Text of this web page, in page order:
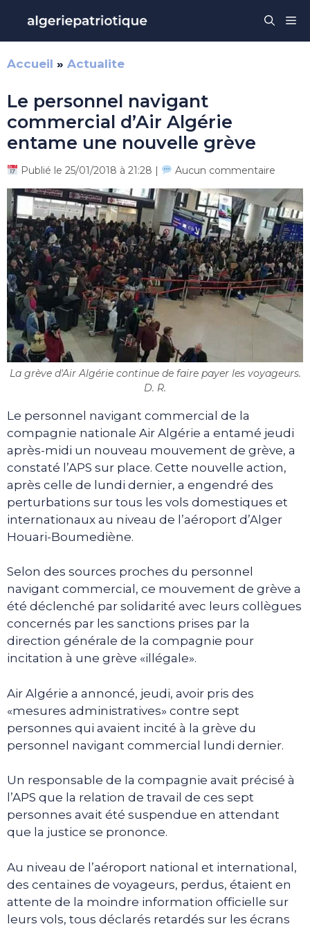
contenu
Accueil » Actualite
Le personnel navigant
commercial d’Air Algérie
entame une nouvelle grève
Publié le 25/01/2018 à 21:28 | Aucun commentaire
La grève d'Air Algérie continue de faire payer les voyageurs.
D. R.
Le personnel navigant commercial de la
compagnie nationale Air Algérie a entamé jeudi
après-midi un nouveau mouvement de grève, a
constaté l’APS sur place. Cette nouvelle action,
après celle de lundi dernier, a engendré des
perturbations sur tous les vols domestiques et
internationaux au niveau de l’aéroport d’Alger
Houari-Boumediène.
Selon des sources proches du personnel
navigant commercial, ce mouvement de grève a
été déclenché par solidarité avec leurs collègues
concernés par les sanctions prises par la
direction générale de la compagnie pour
incitation à une grève «illégale».
Air Algérie a annoncé, jeudi, avoir pris des
«mesures administratives» contre sept
personnes qui avaient incité à la grève du
personnel navigant commercial lundi dernier.
Un responsable de la compagnie avait précisé à
l’APS que la relation de travail de ces sept
personnes avait été suspendue en attendant
que la justice se prononce.
Au niveau de l’aéroport national et international,
des centaines de voyageurs, perdus, étaient en
attente de la moindre information officielle sur
leurs vols, tous déclarés retardés sur les écrans